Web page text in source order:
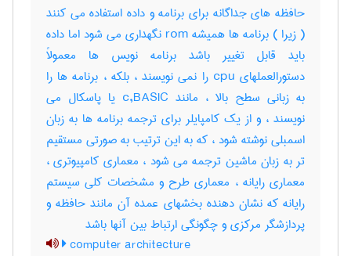
حافظه های جداگانه برای برنامه و داده استفاده می کنند
( زیرا ) برنامه ها همیشه rom نگهداری می شود اما داده
باید قابل تغییر باشد برنامه نویس ها معمولاً
دستورالعملهای cpu را نمی نویسند ، بلکه ، برنامه ها را
به زبانی سطح بالا ، مانند c,BASIC یا پاسکال می
نویسند ، و از یک کامپایلر برای ترجمه برنامه ها به زبان
اسمبلی نوشته شود ، که به این ترتیب به صورتی مستقیم
تر به زبان ماشین ترجمه می شود ، معماری کامپیوتری ،
معماری رایانه ، معماری طرح و مشخصات کلی سیستم
رایانه که نشان دهنده بخشهای عمده آن مانند حافظه و
پردازشگر مرکزی و چگونگی ارتباط بین آنها باشد
computer architecture